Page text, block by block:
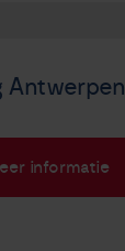
Antwerpen
informatie